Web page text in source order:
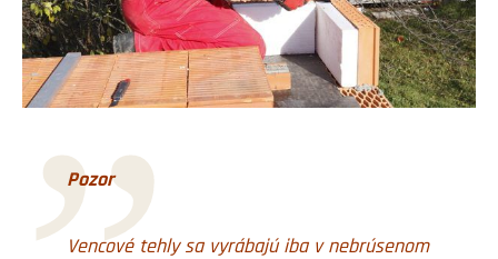
Pozor
Vencové tehly sa vyrábajú iba v nebrúsenom